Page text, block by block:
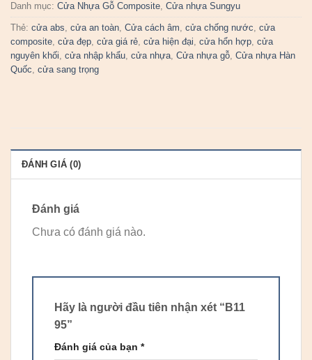
Danh mục: Cửa Nhựa Gỗ Composite, Cửa nhựa Sungyu
Thẻ: cửa abs, cửa an toàn, Cửa cách âm, cửa chống nước, cửa
composite, cửa đẹp, cửa giá rẻ, cửa hiện đại, cửa hổn hợp, cửa
nguyên khối, cửa nhập khẩu, cửa nhựa, Cửa nhựa gỗ, Cửa nhựa Hàn
Quốc, cửa sang trọng
ĐÁNH GIÁ (0)
Đánh giá
Chưa có đánh giá nào.
Hãy là người đầu tiên nhận xét “B11
95”
Đánh giá của bạn *